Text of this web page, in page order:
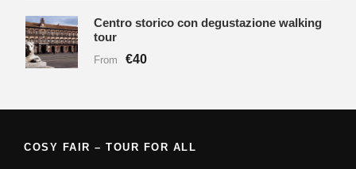
Centro storico con degustazione walking
tour
From €40
COSY FAIR – TOUR FOR ALL